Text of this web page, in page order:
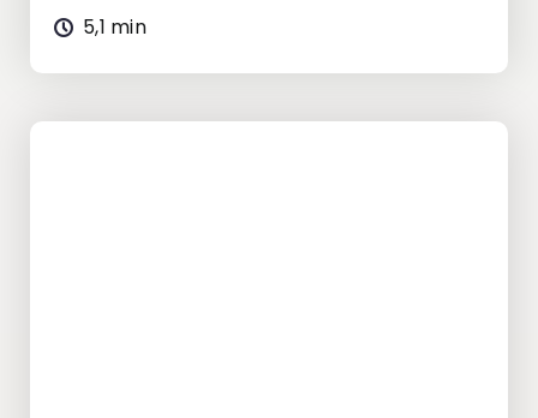
5,1 min